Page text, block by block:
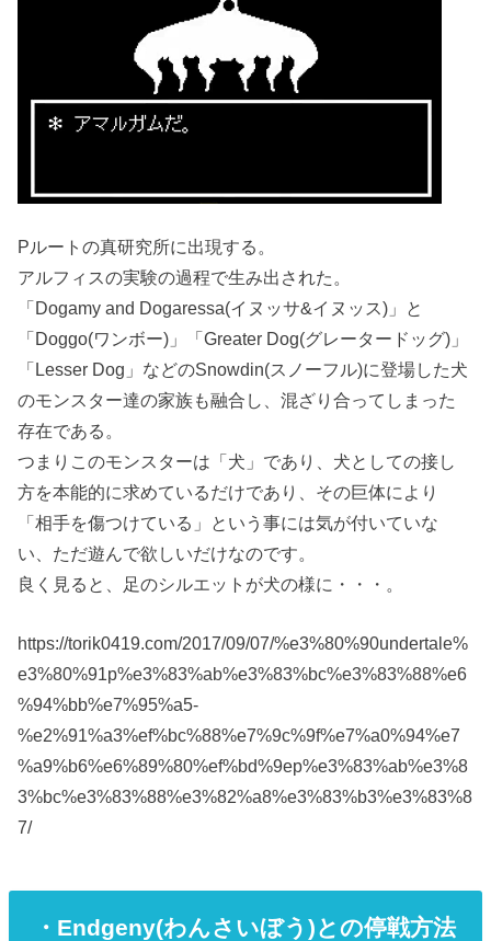
Pルートの真研究所に出現する。
アルフィスの実験の過程で生み出された。
「Dogamy and Dogaressa(イヌッサ&イヌッス)」と
「Doggo(ワンボー)」「Greater Dog(グレータードッグ)」
「Lesser Dog」などのSnowdin(スノーフル)に登場した犬
のモンスター達の家族も融合し、混ざり合ってしまった
存在である。
つまりこのモンスターは「犬」であり、犬としての接し
方を本能的に求めているだけであり、その巨体により
「相手を傷つけている」という事には気が付いていな
い、ただ遊んで欲しいだけなのです。
良く見ると、足のシルエットが犬の様に・・・。
https://torik0419.com/2017/09/07/%e3%80%90undertale%
e3%80%91p%e3%83%ab%e3%83%bc%e3%83%88%e6
%94%bb%e7%95%a5-
%e2%91%a3%ef%bc%88%e7%9c%9f%e7%a0%94%e7
%a9%b6%e6%89%80%ef%bd%9ep%e3%83%ab%e3%8
3%bc%e3%83%88%e3%82%a8%e3%83%b3%e3%83%8
7/
・Endgeny(わんさいぼう)との停戦方法